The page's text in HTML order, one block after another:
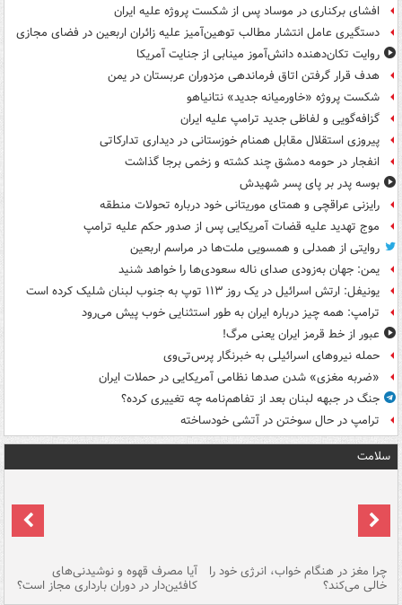
افشای برکناری در موساد پس از شکست پروژه علیه ایران
دستگیری عامل انتشار مطالب توهین‌آمیز علیه زائران اربعین در فضای مجازی
روایت تکان‌دهنده دانش‌آموز مینابی از جنایت آمریکا
هدف قرار گرفتن اتاق‌ فرماندهی مزدوران عربستان در یمن
شکست پروژه «خاورمیانه جدید» نتانیاهو
گزافه‌گویی و لفاظی جدید ترامپ علیه ایران
پیروزی استقلال مقابل همنام خوزستانی در دیداری تدارکاتی
انفجار در حومه دمشق چند کشته و زخمی برجا گذاشت
بوسه‌ پدر بر پای پسر شهیدش
رایزنی عراقچی و همتای موریتانی خود درباره تحولات منطقه
موج تهدید علیه قضات آمریکایی پس از صدور حکم علیه ترامپ
روایتی از همدلی و همسویی ملت‌ها در مراسم اربعین
یمن: جهان به‌زودی صدای ناله سعودی‌ها را خواهد شنید
یونیفل: ارتش اسرائیل در یک روز ۱۱۳ توپ به جنوب لبنان شلیک کرده است
ترامپ: همه چیز درباره ایران به طور استثنایی خوب پیش می‌رود
عبور از خط قرمز ایران یعنی مرگ!
حمله نیروهای اسرائیلی به خبرنگار پرس‌تی‌وی
«ضربه مغزی» شدن صدها نظامی آمریکایی در حملات ایران
جنگ در جبهه لبنان بعد از تفاهم‌نامه چه تغییری کرده؟
ترامپ در حال سوختن در آتشی خودساخته
سلامت
چرا مغز در هنگام خواب، انرژی خود را
خالی می‌کند؟
آیا مصرف قهوه و نوشیدنی‌های
کافئین‌دار در دوران بارداری مجاز است؟